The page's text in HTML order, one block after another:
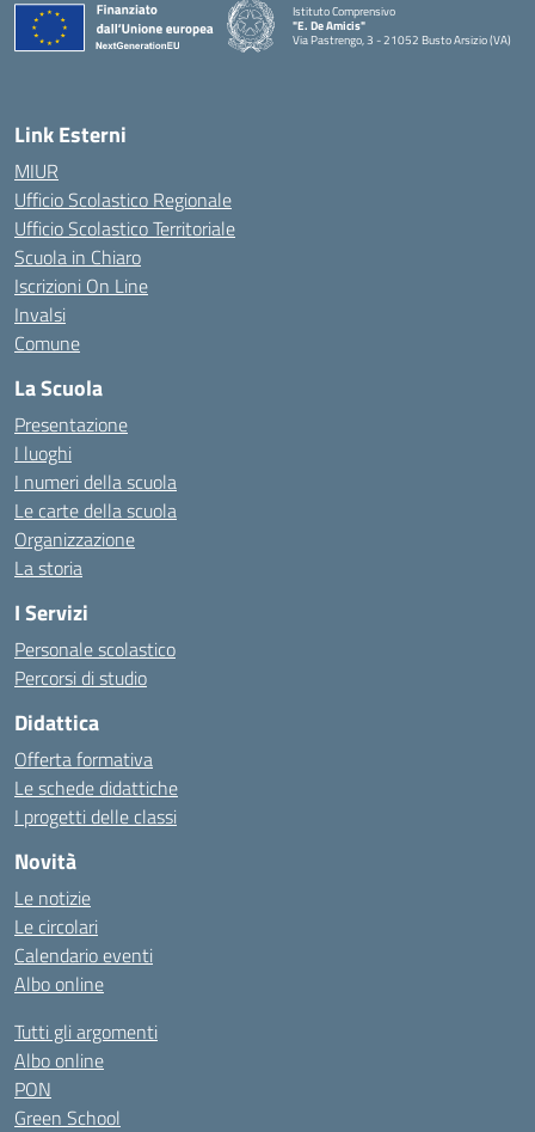
Istituto Comprensivo
"E. De Amicis"
Via Pastrengo, 3 - 21052 Busto Arsizio (VA)
Link Esterni
MIUR
Ufficio Scolastico Regionale
Ufficio Scolastico Territoriale
Scuola in Chiaro
Iscrizioni On Line
Invalsi
Comune
La Scuola
Presentazione
I luoghi
I numeri della scuola
Le carte della scuola
Organizzazione
La storia
I Servizi
Personale scolastico
Percorsi di studio
Didattica
Offerta formativa
Le schede didattiche
I progetti delle classi
Novità
Le notizie
Le circolari
Calendario eventi
Albo online
Tutti gli argomenti
Albo online
PON
Green School